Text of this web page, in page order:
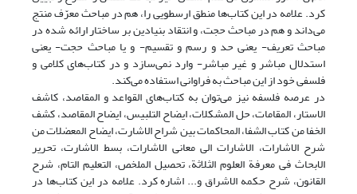
کرد. علامه در این کتاب‌ها منطق ارسطویی را، هم در مباحث معرّف منتج
می‌داند و هم در مباحث حجت، و انتقاد بنیادین بر ساختار ارائه شده در
مباحث تعریف- یعنی حد و رسم و تقسیم- و یا مباحث حجت- یعنی
استدلال مباشر و غیر مباشر- وارد نمی‌سازد و در کتاب‌های کلامی و
فلسفی خود از این مباحث به فراوانی استفاده می‌کند.
در عرصه فلسفه نیز می‌توان به کتاب‌های القواعد و المقاصد، کاشف
الاستار، المقامات، حل المشکلات، ایضاح التلبیس، ایضاح المقاصد، کشف
الخفا من کتاب الشفا، المحاکمات بین شراح الاشارت، ایضاح المعضلات من
شرح الاشارات، الاشارات الی معانی الاشارات، بسط الاشارت، تحریر
الابحاث فی معرفة العلوم الثلاثة، تحصیل الملخص، التعلیم التام، شرح
القانون، شرح حکمه الاشراق و... اشاره کرد. علامه در این کتاب‌ها در